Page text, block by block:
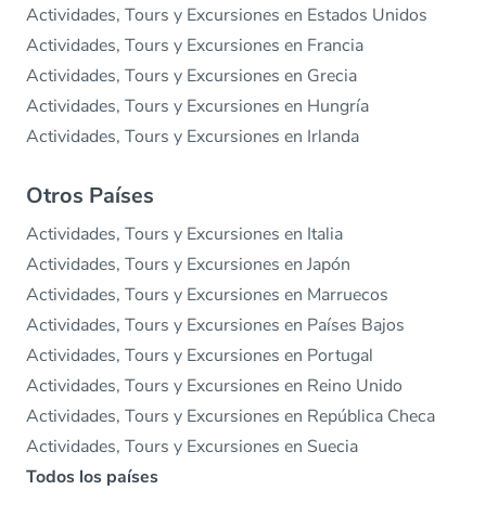
Actividades, Tours y Excursiones en Estados Unidos
Actividades, Tours y Excursiones en Francia
Actividades, Tours y Excursiones en Grecia
Actividades, Tours y Excursiones en Hungría
Actividades, Tours y Excursiones en Irlanda
Otros Países
Actividades, Tours y Excursiones en Italia
Actividades, Tours y Excursiones en Japón
Actividades, Tours y Excursiones en Marruecos
Actividades, Tours y Excursiones en Países Bajos
Actividades, Tours y Excursiones en Portugal
Actividades, Tours y Excursiones en Reino Unido
Actividades, Tours y Excursiones en República Checa
Actividades, Tours y Excursiones en Suecia
Todos los países